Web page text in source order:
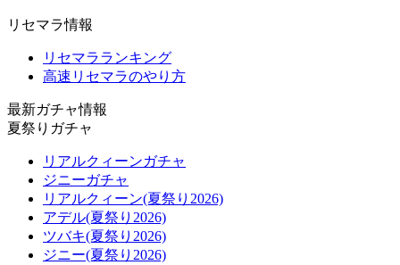
リセマラ情報
リセマラランキング
高速リセマラのやり方
最新ガチャ情報
夏祭りガチャ
リアルクィーンガチャ
ジニーガチャ
リアルクィーン(夏祭り2026)
アデル(夏祭り2026)
ツバキ(夏祭り2026)
ジニー(夏祭り2026)